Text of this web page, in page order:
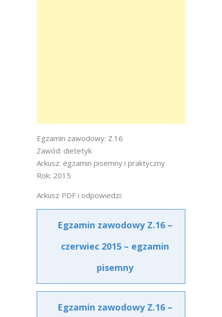
Egzamin zawodowy: Z.16
Zawód: dietetyk
Arkusz: egzamin pisemny i praktyczny
Rok: 2015
Arkusz PDF i odpowiedzi:
Egzamin zawodowy Z.16 –
czerwiec 2015 – egzamin
pisemny
Egzamin zawodowy Z.16 –